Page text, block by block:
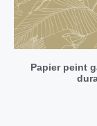
Papier peint